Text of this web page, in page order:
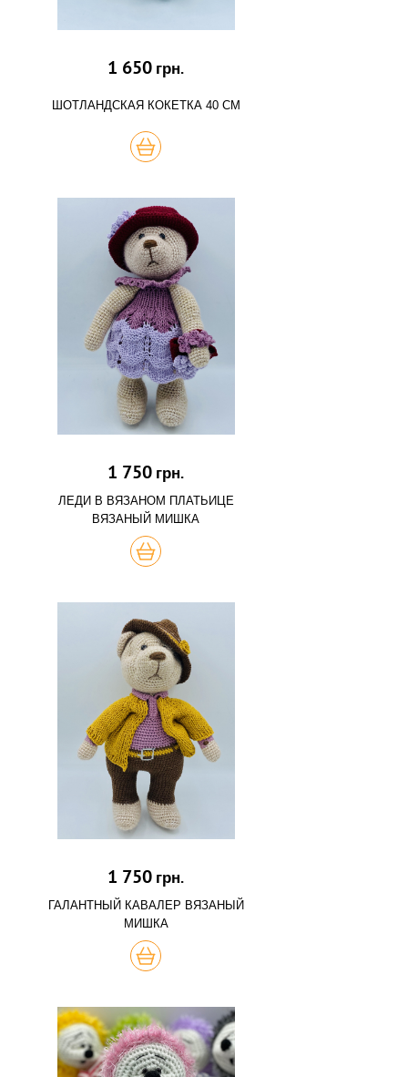
1 650 грн.
ШОТЛАНДСКАЯ КОКЕТКА 40 СМ
КУПИТЬ
1 750 грн.
ЛЕДИ В ВЯЗАНОМ ПЛАТЬИЦЕ
ВЯЗАНЫЙ МИШКА
КУПИТЬ
1 750 грн.
ГАЛАНТНЫЙ КАВАЛЕР ВЯЗАНЫЙ
МИШКА
КУПИТЬ